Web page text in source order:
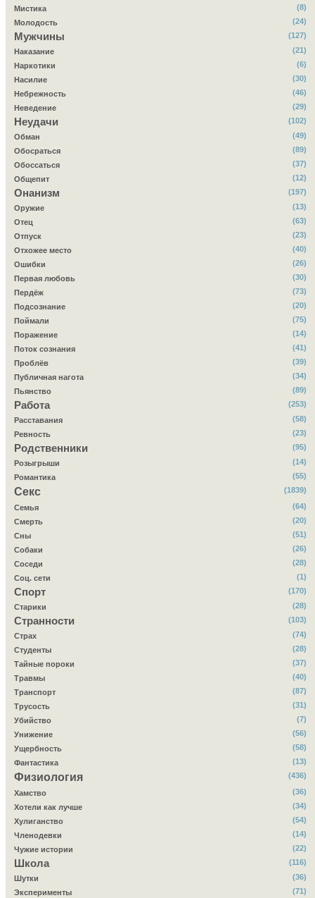
Мистика
(8)
Молодость
(24)
Мужчины
(127)
Наказание
(21)
Наркотики
(6)
Насилие
(30)
Небрежность
(46)
Неведение
(29)
Неудачи
(102)
Обман
(49)
Обосраться
(89)
Обоссаться
(37)
Общепит
(12)
Онанизм
(197)
Оружие
(13)
Отец
(63)
Отпуск
(23)
Отхожее место
(40)
Ошибки
(26)
Первая любовь
(30)
Пердёж
(73)
Подсознание
(20)
Поймали
(75)
Поражение
(14)
Поток сознания
(41)
Проблёв
(39)
Публичная нагота
(34)
Пьянство
(89)
Работа
(253)
Расставания
(58)
Ревность
(23)
Родственники
(95)
Розыгрыши
(14)
Романтика
(55)
Секс (1839)
Семья
(64)
Смерть
(20)
Сны
(51)
Собаки
(26)
Соседи
(28)
Соц. сети
(1)
Спорт
(170)
Старики
(28)
Странности
(103)
Страх
(74)
Студенты
(28)
Тайные пороки
(37)
Травмы
(40)
Транспорт
(87)
Трусость
(31)
Убийство
(7)
Унижение
(56)
Ущербность
(58)
Фантастика
(13)
Физиология (436)
Хамство
(36)
Хотели как лучше
(34)
Хулиганство
(54)
Членодевки
(14)
Чужие истории
(22)
Школа
(116)
Шутки
(36)
Эксперименты
(71)